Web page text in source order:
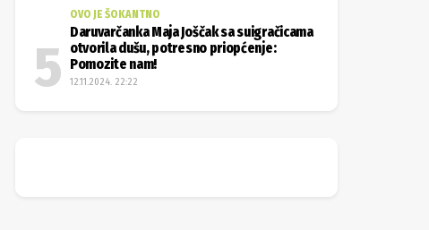
OVO JE ŠOKANTNO
Daruvarčanka Maja Joščak sa suigračicama
otvorila dušu, potresno priopćenje:
Pomozite nam!
12.11.2024. 22:22